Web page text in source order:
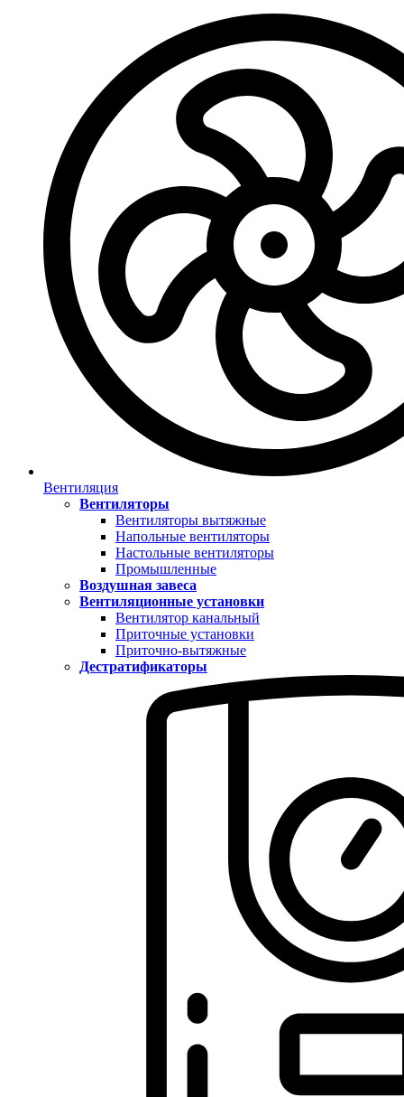
Вентиляция
Вентиляторы
Вентиляторы вытяжные
Напольные вентиляторы
Настольные вентиляторы
Промышленные
Воздушная завеса
Вентиляционные установки
Вентилятор канальный
Приточные установки
Приточно-вытяжные
Дестратификаторы